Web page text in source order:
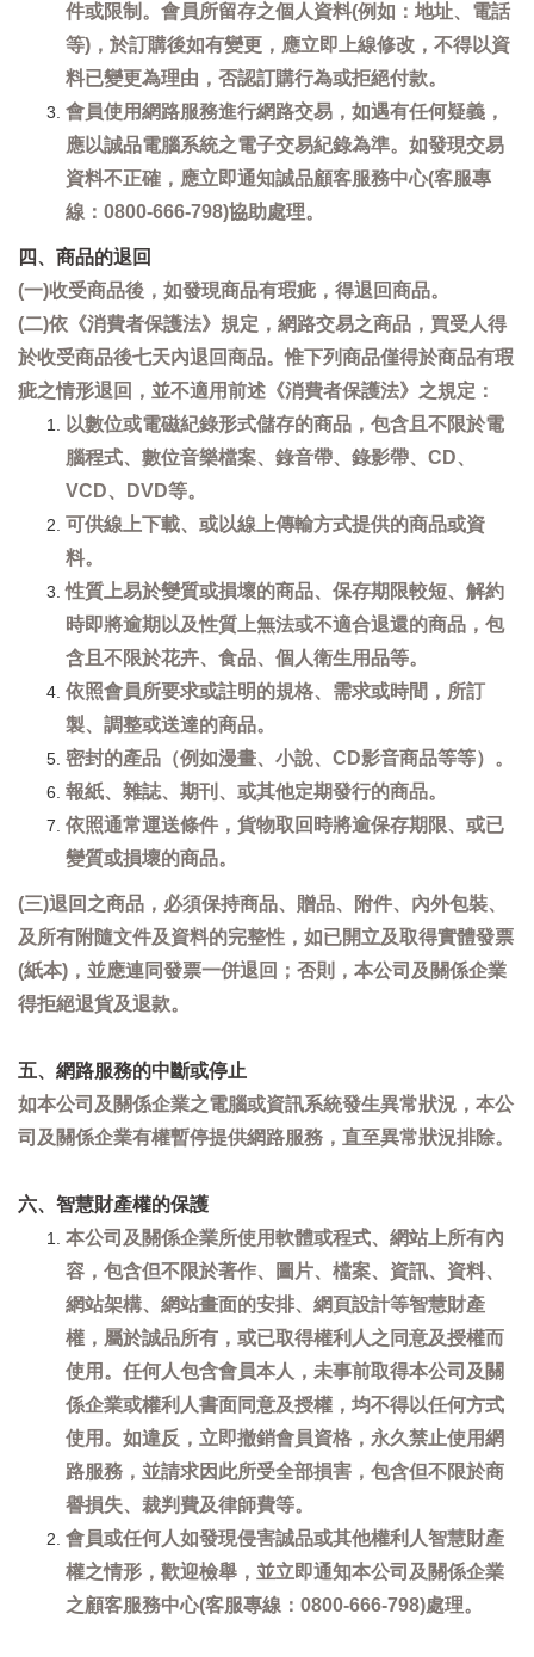
件或限制。會員所留存之個人資料(例如：地址、電話
等)，於訂購後如有變更，應立即上線修改，不得以資
料已變更為理由，否認訂購行為或拒絕付款。
會員使用網路服務進行網路交易，如遇有任何疑義，
應以誠品電腦系統之電子交易紀錄為準。如發現交易
資料不正確，應立即通知誠品顧客服務中心(客服專
線：0800-666-798)協助處理。
四、商品的退回
(一)收受商品後，如發現商品有瑕疵，得退回商品。
(二)依《消費者保護法》規定，網路交易之商品，買受人得
於收受商品後七天內退回商品。惟下列商品僅得於商品有瑕
疵之情形退回，並不適用前述《消費者保護法》之規定：
以數位或電磁紀錄形式儲存的商品，包含且不限於電
腦程式、數位音樂檔案、錄音帶、錄影帶、CD、
VCD、DVD等。
可供線上下載、或以線上傳輸方式提供的商品或資
料。
性質上易於變質或損壞的商品、保存期限較短、解約
時即將逾期以及性質上無法或不適合退還的商品，包
含且不限於花卉、食品、個人衛生用品等。
依照會員所要求或註明的規格、需求或時間，所訂
製、調整或送達的商品。
密封的產品（例如漫畫、小說、CD影音商品等等）。
報紙、雜誌、期刊、或其他定期發行的商品。
依照通常運送條件，貨物取回時將逾保存期限、或已
變質或損壞的商品。
(三)退回之商品，必須保持商品、贈品、附件、內外包裝、
及所有附隨文件及資料的完整性，如已開立及取得實體發票
(紙本)，並應連同發票一併退回；否則，本公司及關係企業
得拒絕退貨及退款。
五、網路服務的中斷或停止
如本公司及關係企業之電腦或資訊系統發生異常狀況，本公
司及關係企業有權暫停提供網路服務，直至異常狀況排除。
六、智慧財產權的保護
本公司及關係企業所使用軟體或程式、網站上所有內
容，包含但不限於著作、圖片、檔案、資訊、資料、
網站架構、網站畫面的安排、網頁設計等智慧財產
權，屬於誠品所有，或已取得權利人之同意及授權而
使用。任何人包含會員本人，未事前取得本公司及關
係企業或權利人書面同意及授權，均不得以任何方式
使用。如違反，立即撤銷會員資格，永久禁止使用網
路服務，並請求因此所受全部損害，包含但不限於商
譽損失、裁判費及律師費等。
會員或任何人如發現侵害誠品或其他權利人智慧財產
權之情形，歡迎檢舉，並立即通知本公司及關係企業
之顧客服務中心(客服專線：0800-666-798)處理。